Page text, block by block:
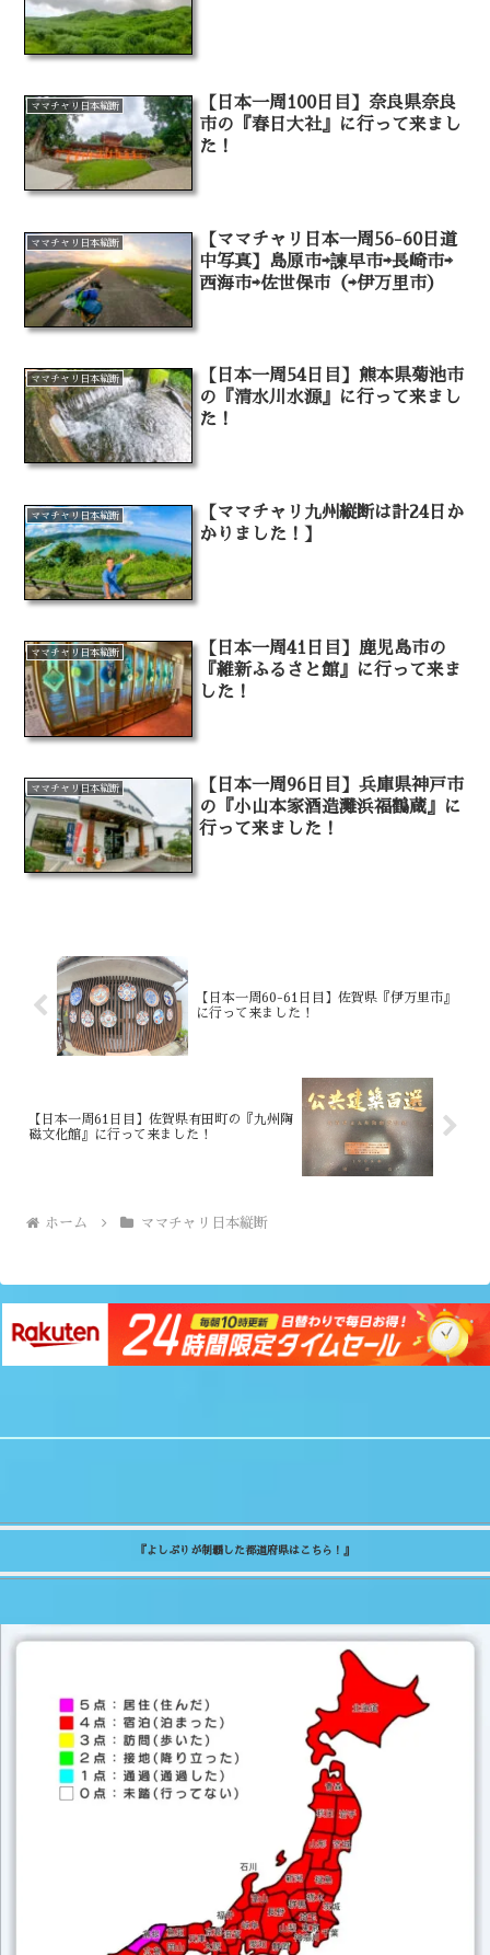
ママチャリ日本縦断
【日本一周100日目】奈良県奈良
市の『春日大社』に行って来まし
た！
ママチャリ日本縦断
【ママチャリ日本一周56-60日道
中写真】島原市⇨諫早市⇨長崎市⇨
西海市⇨佐世保市（⇨伊万里市）
ママチャリ日本縦断
【日本一周54日目】熊本県菊池市
の『清水川水源』に行って来まし
た！
ママチャリ日本縦断
【ママチャリ九州縦断は計24日か
かりました！】
ママチャリ日本縦断
【日本一周41日目】鹿児島市の
『維新ふるさと館』に行って来ま
した！
ママチャリ日本縦断
【日本一周96日目】兵庫県神戸市
の『小山本家酒造灘浜福鶴蔵』に
行って来ました！
【日本一周60-61日目】佐賀県『伊万里市』
に行って来ました！
【日本一周61日目】佐賀県有田町の『九州陶
磁文化館』に行って来ました！
ホーム ママチャリ日本縦断
『よしぷりが制覇した都道府県はこちら！』